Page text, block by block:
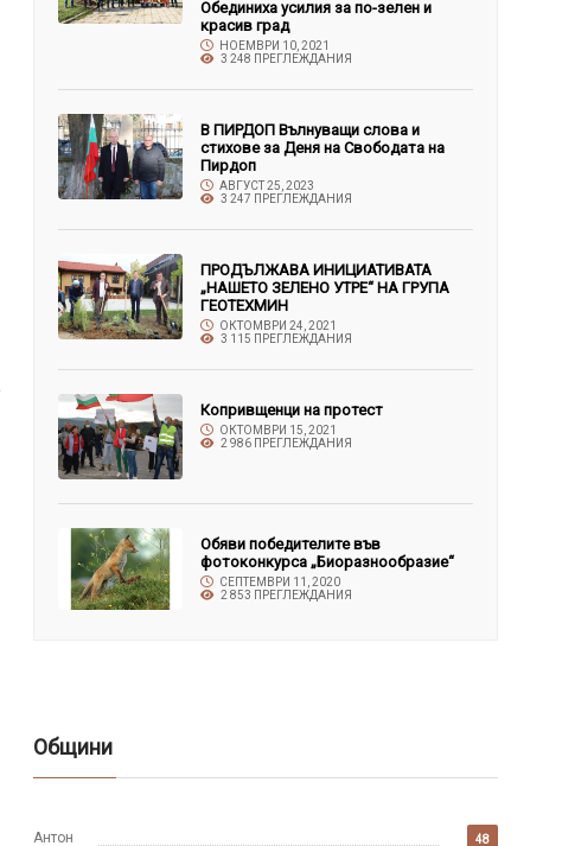
Обединиха усилия за по-зелен и
красив град
НОЕМВРИ 10, 2021
3 248 ПРЕГЛЕЖДАНИЯ
В ПИРДОП Вълнуващи слова и
стихове за Деня на Свободата на
Пирдоп
АВГУСТ 25, 2023
3 247 ПРЕГЛЕЖДАНИЯ
ПРОДЪЛЖАВА ИНИЦИАТИВАТА
„НАШЕТО ЗЕЛЕНО УТРЕ“ НА ГРУПА
ГЕОТЕХМИН
ОКТОМВРИ 24, 2021
3 115 ПРЕГЛЕЖДАНИЯ
Копривщенци на протест
ОКТОМВРИ 15, 2021
2 986 ПРЕГЛЕЖДАНИЯ
Обяви победителите във
фотоконкурса „Биоразнообразие“
СЕПТЕМВРИ 11, 2020
2 853 ПРЕГЛЕЖДАНИЯ
Общини
Антон 48